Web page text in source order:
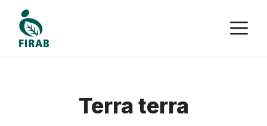
contenuto
Terra terra